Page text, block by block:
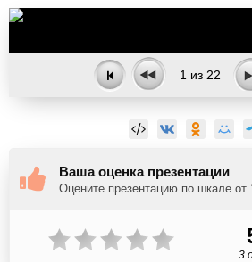
1 из 22
Ваша оценка презентации
Оцените презентацию по шкале от
3